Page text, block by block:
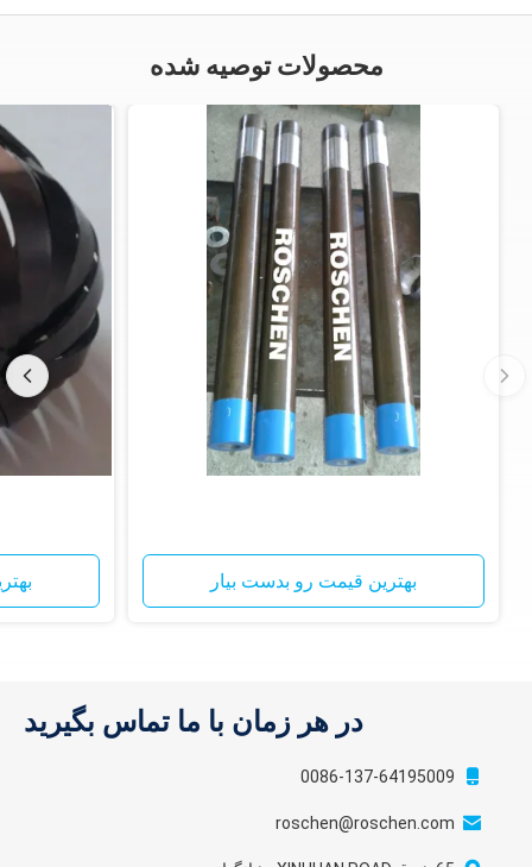
محصولات توصیه شده
بهترین قیمت رو بدست بیار
در هر زمان با ما تماس بگیرید
0086-137-64195009
roschen@roschen.com